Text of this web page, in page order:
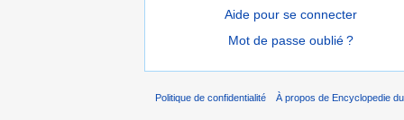
Aide pour se connecter
Mot de passe oublié ?
Politique de confidentialité À propos de Encyclopedie